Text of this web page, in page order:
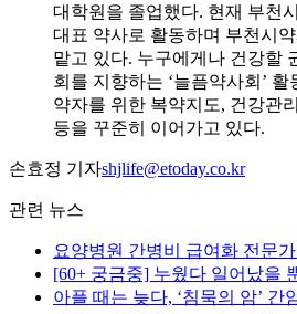
대학원을 졸업했다. 현재 부천
대표 약사로 활동하며 부천시
맡고 있다. 누구에게나 건강할
회를 지향하는 ‘늘픔약사회’ 활
약자를 위한 복약지도, 건강관
등을 꾸준히 이어가고 있다.
손효정 기자shjlife@etoday.co.kr
관련 뉴스
요양병원 간병비 급여화 전문
[60+ 궁금중] 누웠다 일어났을
아플 때는 늦다, ‘침묵의 암’ 간